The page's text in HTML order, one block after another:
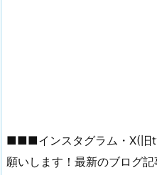
■■■インスタグラム・X(旧
願いします！最新のブログ